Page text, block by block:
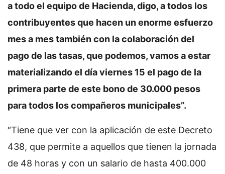
a todo el equipo de Hacienda, digo, a todos los
contribuyentes que hacen un enorme esfuerzo
mes a mes también con la colaboración del
pago de las tasas, que podemos, vamos a estar
materializando el día viernes 15 el pago de la
primera parte de este bono de 30.000 pesos
para todos los compañeros municipales”.
“Tiene que ver con la aplicación de este Decreto
438, que permite a aquellos que tienen la jornada
de 48 horas y con un salario de hasta 400.000